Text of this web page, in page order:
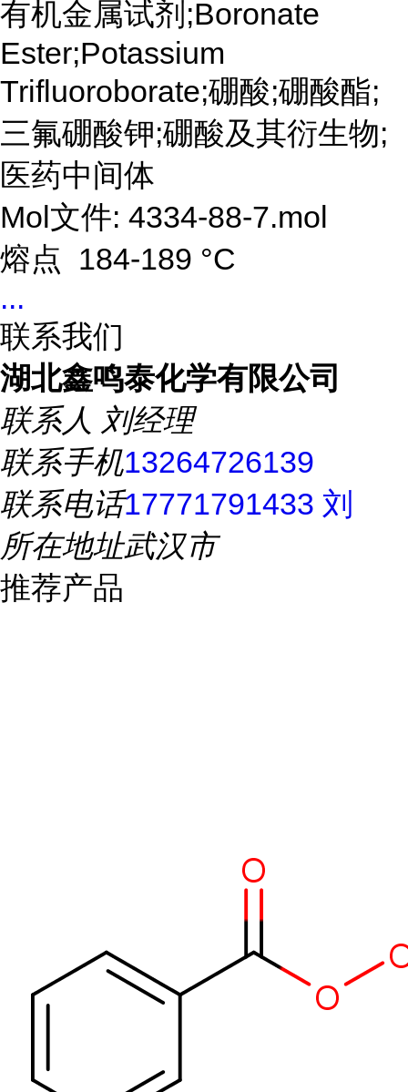
有机金属试剂;Boronate
Ester;Potassium
Trifluoroborate;硼酸;硼酸酯;
三氟硼酸钾;硼酸及其衍生物;
医药中间体
Mol文件: 4334-88-7.mol
熔点 184-189 °C
...
联系我们
湖北鑫鸣泰化学有限公司
联系人 刘经理
联系手机13264726139
联系电话17771791433 刘
所在地址武汉市
推荐产品